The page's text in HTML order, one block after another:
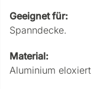
Geeignet für:
Spanndecke.
Material:
Aluminium eloxiert